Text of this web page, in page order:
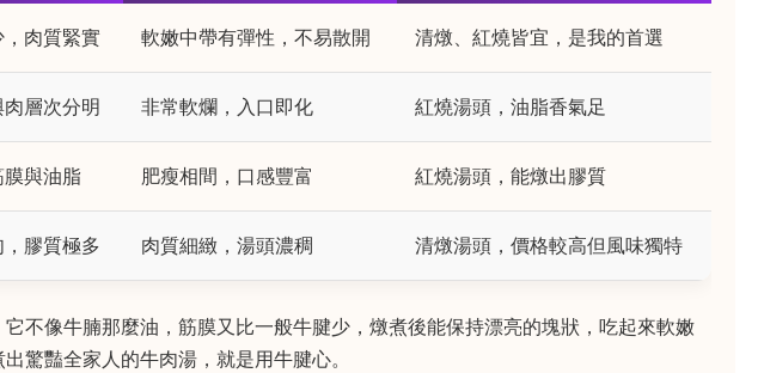
，肉質緊實 軟嫩中帶有彈性，不易散開 清燉、紅燒皆宜，是我的首選
層次分明 非常軟爛，入口即化 紅燒湯頭，油脂香氣足
膜與油脂 肥瘦相間，口感豐富 紅燒湯頭，能燉出膠質
，膠質極多 肉質細緻，湯頭濃稠 清燉湯頭，價格較高但風味獨特
它不像牛腩那麼油，筋膜又比一般牛腱少，燉煮後能保持漂亮的塊狀，吃起來軟嫩
驚豔全家人的牛肉湯，就是用牛腱心。